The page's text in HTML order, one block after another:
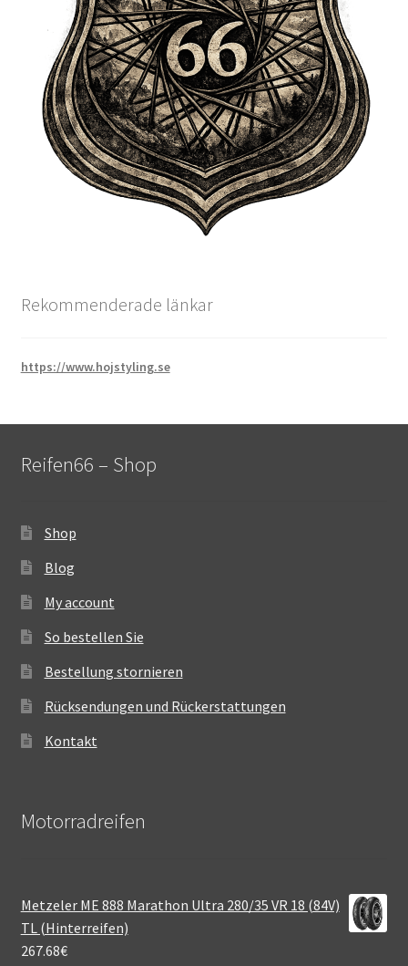
Rekommenderade länkar
https://www.hojstyling.se
Reifen66 – Shop
Shop
Blog
My account
So bestellen Sie
Bestellung stornieren
Rücksendungen und Rückerstattungen
Kontakt
Motorradreifen
Metzeler ME 888 Marathon Ultra 280/35 VR 18 (84V)
TL (Hinterreifen)
267.68€